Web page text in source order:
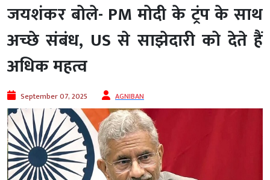
जयशंकर बोले- PM मोदी के ट्रंप के साथ
अच्छे संबंध, US से साझेदारी को देते हैं
अधिक महत्व
September 07, 2025 AGNIBAN